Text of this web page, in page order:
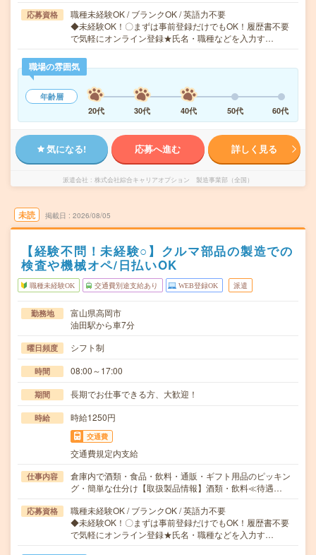
応募資格
職種未経験OK / ブランクOK / 英語力不要
◆未経験OK！〇まずは事前登録だけでもOK！履歴書不要
で気軽にオンライン登録★氏名・職種などを入力す…
職場の雰囲気
年齢層
20代
30代 40代 50代 60代
気になる! 応募へ進む 詳しく見る
派遣会社 株式会社綜合キャリアオプション 製造事業部（全国）
未読 掲載日 2026/08/05
【経験不問！未経験○】クルマ部品の製造での
検査や機械オペ/日払いOK
職種未経験OK 交通費別途支給あり WEB登録OK 派遣
勤務地
富山県高岡市
油田駅から車7分
曜日頻度 シフト制
時間 08:00～17:00
期間 長期でお仕事できる方、大歓迎！
時給 時給1250円
交通費
交通費規定内支給
仕事内容
倉庫内で酒類・食品・飲料・通販・ギフト用品のピッキン
グ・簡単な仕分け【取扱製品情報】酒類・飲料≪待遇…
応募資格
職種未経験OK / ブランクOK / 英語力不要
◆未経験OK！〇まずは事前登録だけでもOK！履歴書不要
で気軽にオンライン登録★氏名・職種などを入力す…